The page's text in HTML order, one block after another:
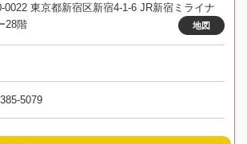
0022 東京都新宿区新宿4-1-6 JR新宿ミライナ
28階
地図
5079